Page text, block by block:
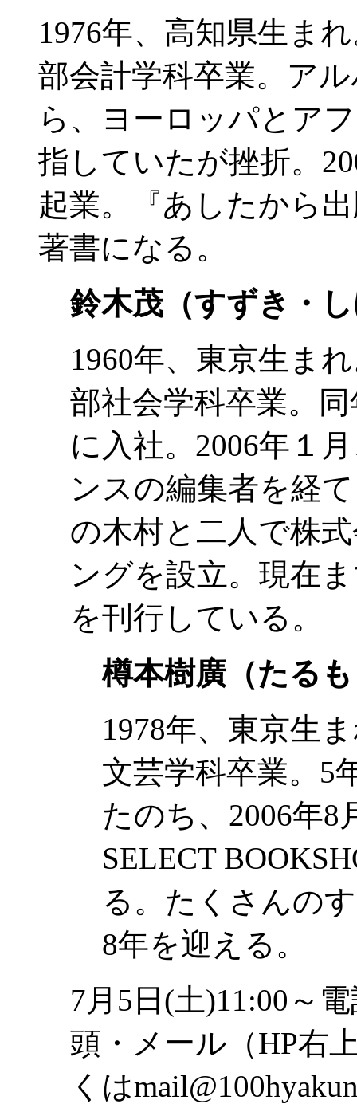
1976年、高知県生ま
部会計学科卒業。ア
ら、ヨーロッパとア
指していたが挫折。
起業。『あしたから
著書になる。
鈴木茂（すずき・
1960年、東京生ま
部社会学科卒業。
に入社。2006年１
ンスの編集者を経
の木村と二人で株
ングを設立。現在
を刊行している。
樽本樹廣（たる
1978年、東京生
文芸学科卒業。5
たのち、2006年8
SELECT
る。たくさんの
8年を迎える。
7月5日(土)11:00～
頭・メール（HP右
くは